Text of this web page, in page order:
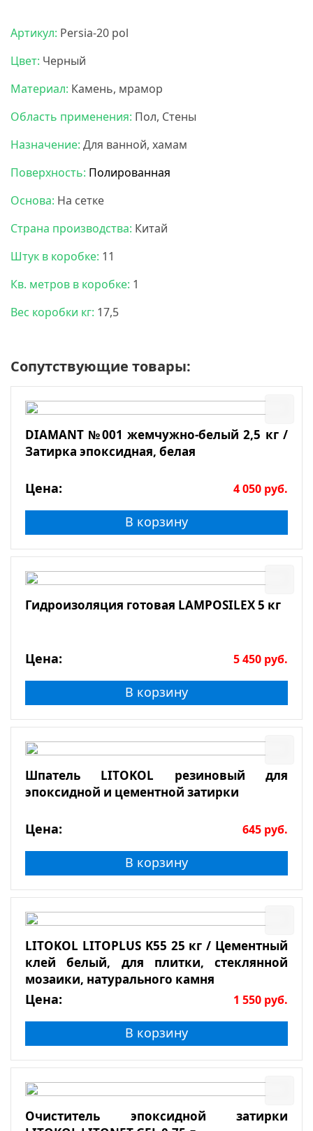
Артикул: Persia-20 pol
Цвет: Черный
Материал: Камень, мрамор
Область применения: Пол, Стены
Назначение: Для ванной, хамам
Поверхность: Полированная
Основа: На сетке
Страна производства: Китай
Штук в коробке: 11
Кв. метров в коробке: 1
Вес коробки кг: 17,5
Сопутствующие товары:
DIAMANT №001 жемчужно-белый 2,5 кг /
Затирка эпоксидная, белая
Цена: 4 050 руб.
В корзину
Гидроизоляция готовая LAMPOSILEX 5 кг
Цена: 5 450 руб.
В корзину
Шпатель LITOKOL резиновый для
эпоксидной и цементной затирки
Цена: 645 руб.
В корзину
LITOKOL LITOPLUS K55 25 кг / Цементный
клей белый, для плитки, стеклянной
мозаики, натурального камня
Цена: 1 550 руб.
В корзину
Очиститель эпоксидной затирки